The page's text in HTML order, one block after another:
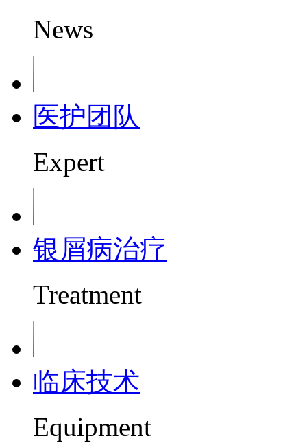
News
医护团队
Expert
银屑病治疗
Treatment
临床技术
Equipment